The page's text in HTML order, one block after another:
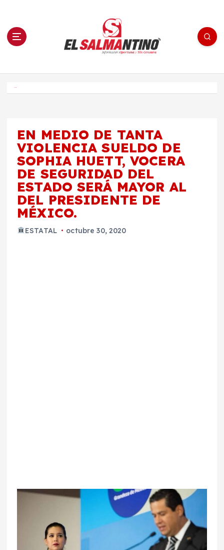
n El Salmantino - medios/noticias/editorial
EN MEDIO DE TANTA
VIOLENCIA SUELDO DE
SOPHIA HUETT, VOCERA
DE SEGURIDAD DEL
ESTADO SERÁ MAYOR AL
DEL PRESIDENTE DE
MÉXICO.
ESTATAL octubre 30, 2020